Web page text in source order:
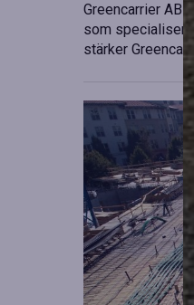
Greencarrier AB
som
stärker